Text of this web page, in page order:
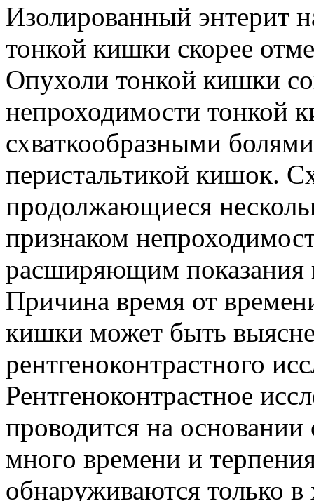
Изолированный энтерит
тонкой кишки скорее
Опухоли тонкой кишки
непроходимости тонкой
схваткообразными
перистальтикой кишок.
продолжающиеся
признаком
расширяющим показания
Причина время от
кишки может быть
рентгеноконтрастного
Рентгеноконтрастное
проводится на
много времени и
обнаруживаются только